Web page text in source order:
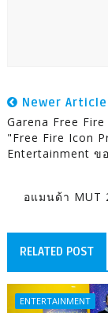
Newer Article
Garena Free
"Free Fire Icon
Entertainment ข
อแมนด้า MUT
RELATED POST
ENTERTAINMENT